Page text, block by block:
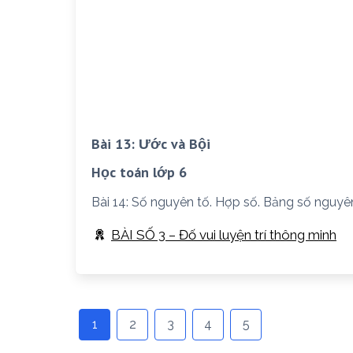
Bài 13: Ước và Bội
Học toán lớp 6
Bài 14: Số nguyên tố. Hợp số. Bảng số
BÀI SỐ 3 – Đố vui luyện trí thông minh
1 2 3 4 5